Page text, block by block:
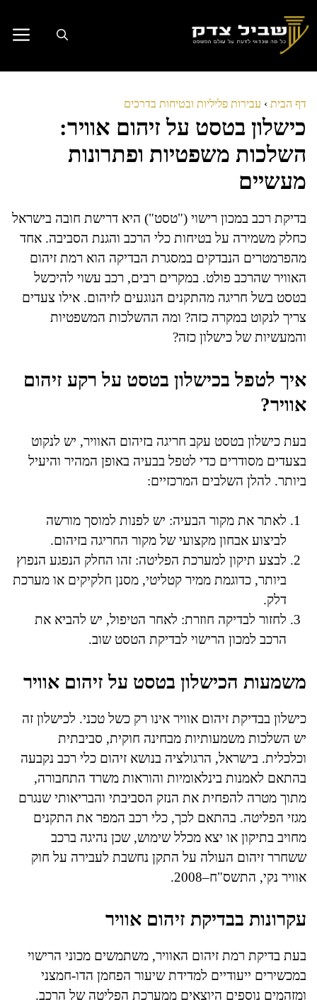
לתוכן
דף הבית › עבירות פליליות ובטיחות בדרכים
כישלון בטסט על זיהום אוויר:
השלכות משפטיות ופתרונות
מעשיים
בדיקת רכב במכון רישוי ("טסט") היא דרישת חובה בישראל
כחלק משמירה על בטיחות כלי הרכב והגנת הסביבה. אחד
מהפרמטרים הנבדקים במסגרת הבדיקה הוא רמת זיהום
האוויר שהרכב פולט. במקרים רבים, רכב עשוי להיכשל
בטסט בשל חריגה מהתקנים הנוגעים לזיהום. אילו צעדים
צריך לנקוט במקרה כזה? ומה ההשלכות המשפטיות
והמעשיות של כישלון כזה?
איך לטפל בכישלון בטסט על רקע זיהום
אוויר?
בעת כישלון בטסט עקב חריגה בזיהום האוויר, יש לנקוט
בצעדים מסודרים כדי לטפל בבעיה באופן המהיר והיעיל
ביותר. להלן השלבים המרכזיים:
לאתר את מקור הבעיה: יש לפנות למוסך מורשה
לביצוע אבחון מקצועי של מקור החריגה בזיהום.
לבצע תיקון למערכת הפליטה: זהו החלק הנפגע הנפוץ
ביותר, כדוגמת ממיר קטליטי, מסנן חלקיקים או מערכת
דלק.
לחזור לבדיקה חוזרת: לאחר הטיפול, יש להביא את
הרכב למכון הרישוי לבדיקת הטסט שוב.
משמעות הכישלון בטסט על זיהום אוויר
כישלון בבדיקת זיהום אוויר אינו רק כשל טכני. לכישלון זה
יש השלכות משמעותיות מבחינה חוקית, סביבתית
וכלכלית. בישראל, הרגולציה בנושא זיהום כלי רכב נקבעה
בהתאם לאמנות בינלאומיות והוראות משרד התחבורה,
מתוך מטרה להפחית את הנזק הסביבתי והבריאותי שנגרם
מגזי הפליטה. בהתאם לכך, כלי רכב המפר את התקנים
מחויב בתיקון או יצא מכלל שימוש, שכן נהיגה ברכב
ששחרר זיהום העולה על התקן נחשבת לעבירה על חוק
אוויר נקי, התשס"ח–2008.
עקרונות בבדיקת זיהום אוויר
בעת בדיקת רמת זיהום האוויר, משתמשים מכוני הרישוי
במכשירים ייעודיים למדידת שיעור הפחמן הדו-חמצני
ומזהמים נוספים היוצאים ממערכת הפליטה של הרכב.